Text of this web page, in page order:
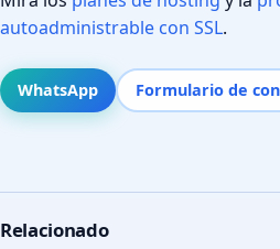
autoadministrable con SSL.
WhatsApp Formulario de
Relacionado